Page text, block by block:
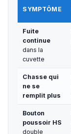
SYMPTÔME
Fuite
continue
dans la
cuvette
Chasse qui
ne se
remplit plus
Bouton
poussoir HS
double